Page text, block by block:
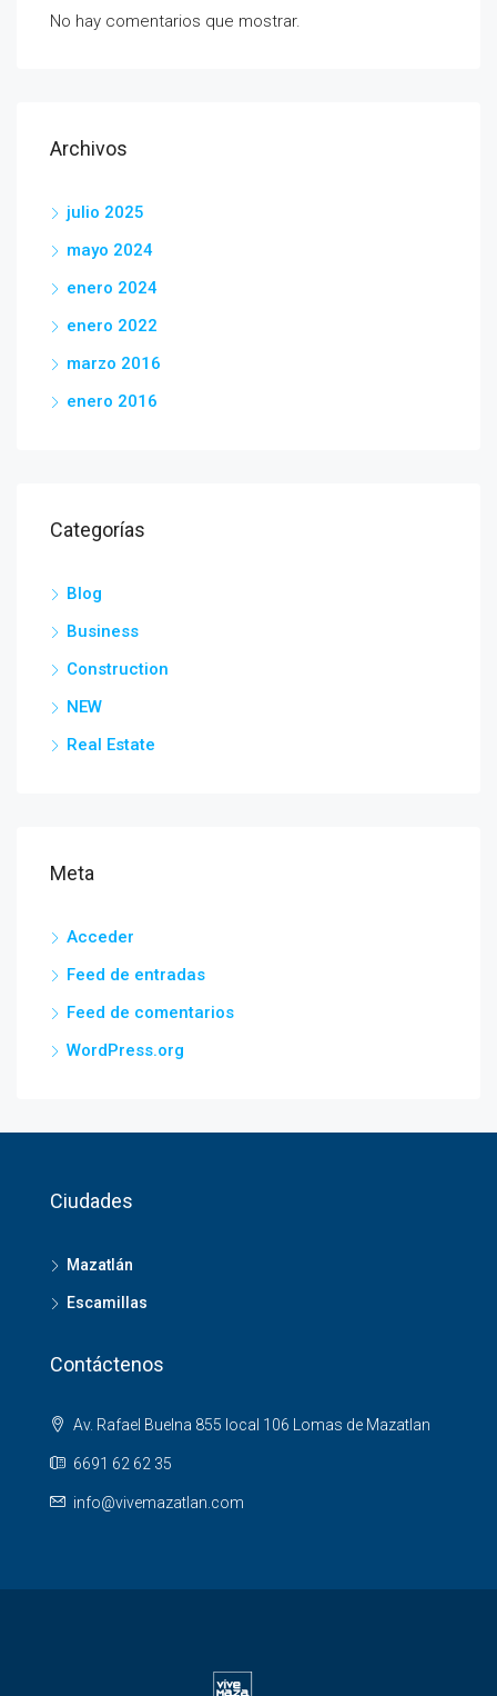
No hay comentarios que mostrar.
Archivos
julio 2025
mayo 2024
enero 2024
enero 2022
marzo 2016
enero 2016
Categorías
Blog
Business
Construction
NEW
Real Estate
Meta
Acceder
Feed de entradas
Feed de comentarios
WordPress.org
Ciudades
Mazatlán
Escamillas
Contáctenos
Av. Rafael Buelna 855 local 106 Lomas de Mazatlan
6691 62 62 35
info@vivemazatlan.com